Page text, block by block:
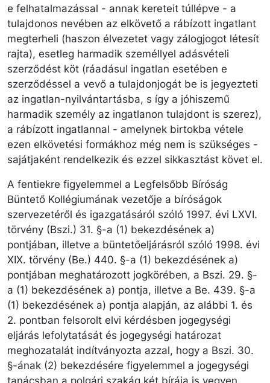
e felhatalmazással - annak kereteit túllépve - a
tulajdonos nevében az elkövető a rábízott ingatlant
megterheli (haszon élvezetet vagy zálogjogot létesít
rajta), esetleg harmadik személlyel adásvételi
szerződést köt (ráadásul ingatlan esetében e
szerződéssel a vevő a tulajdonjogát be is jegyezteti
az ingatlan-nyilvántartásba, s így a jóhiszemű
harmadik személy az ingatlanon tulajdont is szerez),
a rábízott ingatlannal - amelynek birtokba vétele
ezen elkövetési formákhoz még nem is szükséges -
sajátjaként rendelkezik és ezzel sikkasztást követ el.
A fentiekre figyelemmel a Legfelsőbb Bíróság
Büntető Kollégiumának vezetője a bíróságok
szervezetéről és igazgatásáról szóló 1997. évi LXVI.
törvény (Bszi.) 31. §-a (1) bekezdésének a)
pontjában, illetve a büntetőeljárásról szóló 1998. évi
XIX. törvény (Be.) 440. §-a (1) bekezdésének a)
pontjában meghatározott jogkörében, a Bszi. 29. §-
a (1) bekezdésének a) pontja, illetve a Be. 439. §-a
(1) bekezdésének a) pontja alapján, az alábbi 1. és
2. pontban felsorolt elvi kérdésben jogegységi
eljárás lefolytatását és jogegységi határozat
meghozatalát indítványozta azzal, hogy a Bszi. 30.
§-ának (2) bekezdésére figyelemmel a jogegységi
tanácsban a polgári szakág két bírája is vegyen